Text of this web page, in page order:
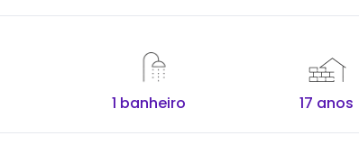
1 banheiro 17 anos